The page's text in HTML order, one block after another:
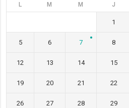
L M M J
1
5 6 7 8
12 13 14 15
19 20 21 22
26 27 28 29